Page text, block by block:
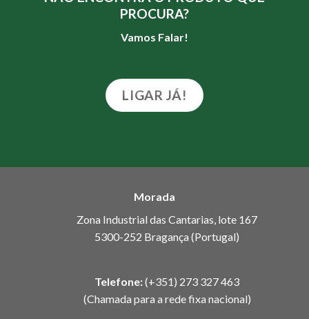
PROCURA?
Vamos Falar!
LIGAR JÁ!
Morada
Zona Industrial das Cantarias, lote 167
5300-252 Bragança (Portugal)
Telefone:(+351) 273 327 463
(Chamada para a rede fixa nacional)